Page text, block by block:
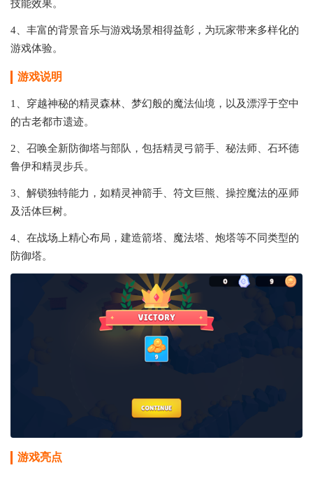
技能效果。
4、丰富的背景音乐与游戏场景相得益彰，为玩家带来多样化的
游戏体验。
游戏说明
1、穿越神秘的精灵森林、梦幻般的魔法仙境，以及漂浮于空中
的古老都市遗迹。
2、召唤全新防御塔与部队，包括精灵弓箭手、秘法师、石环德
鲁伊和精灵步兵。
3、解锁独特能力，如精灵神箭手、符文巨熊、操控魔法的巫师
及活体巨树。
4、在战场上精心布局，建造箭塔、魔法塔、炮塔等不同类型的
防御塔。
游戏亮点